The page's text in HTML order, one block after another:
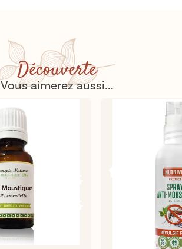
Découverte
Vous aimerez aussi...